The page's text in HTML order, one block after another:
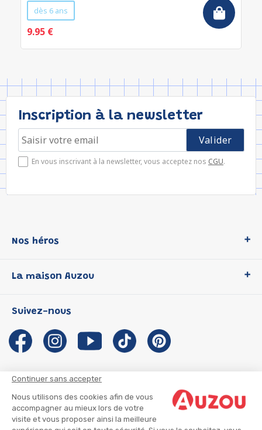
Continuer sans accepter
Nous utilisons des cookies afin de vous
accompagner au mieux lors de votre
visite et vous proposer ainsi la meilleure
dès 6 ans
9.95 €
Inscription à la newsletter
En vous inscrivant à la newsletter, vous acceptez nos CGU.
Nos héros
P'tit Loup
Les Influenceuses
Migali
Petite Taupe
La maison Auzou
Notre histoire
Auzou s'engage
Auteurs et illustrateurs Auzou
Suivre mon colis
Infos consommateur
Suivez-nous
CGU
CGV